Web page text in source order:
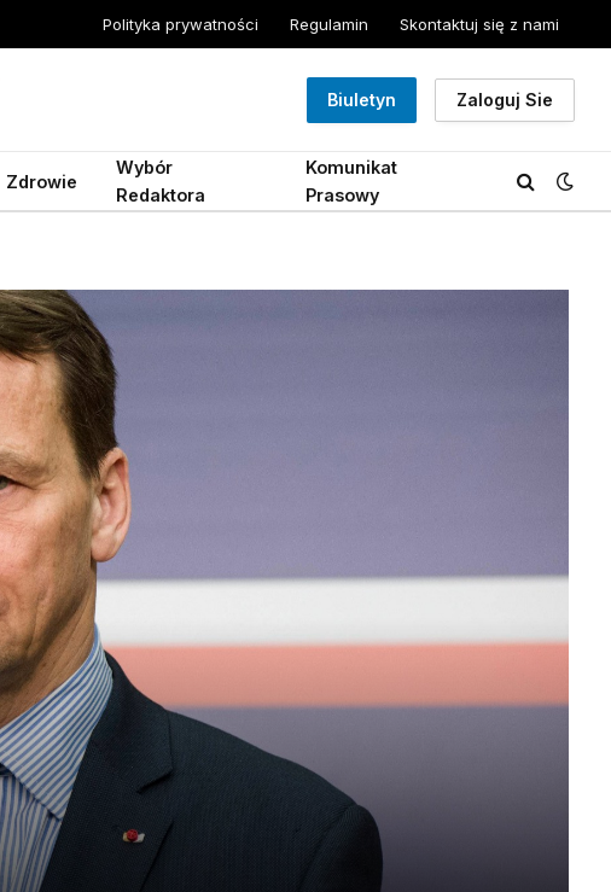
Polityka prywatności Regulamin Skontaktuj się z nami
Biuletyn Zaloguj Sie
Zdrowie
Wybór
Redaktora
Komunikat
Prasowy